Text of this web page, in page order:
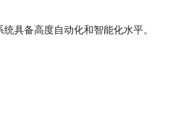
具备高度自动化和智能化水平。